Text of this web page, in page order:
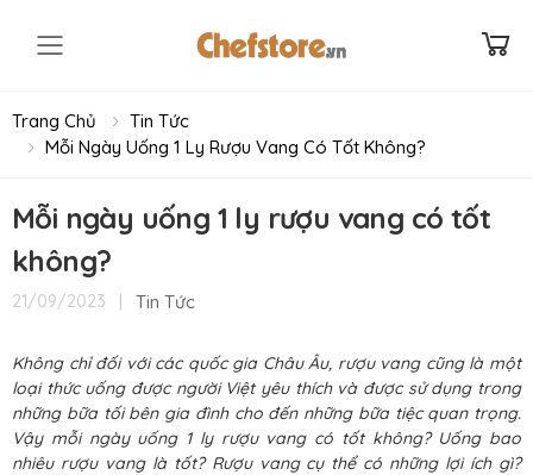
Toggle mobile menu
Trang Chủ
Tin Tức
Mỗi Ngày Uống 1 Ly Rượu Vang Có Tốt Không?
Mỗi ngày uống 1 ly rượu vang có tốt
không?
21/09/2023 | Tin Tức
Không chỉ đối với các quốc gia Châu Âu, rượu vang cũng là một
loại thức uống được người Việt yêu thích và được sử dụng trong
những bữa tối bên gia đình cho đến những bữa tiệc quan trọng.
Vậy mỗi ngày uống 1 ly rượu vang có tốt không? Uống bao
nhiêu rượu vang là tốt? Rượu vang cụ thể có những lợi ích gì?